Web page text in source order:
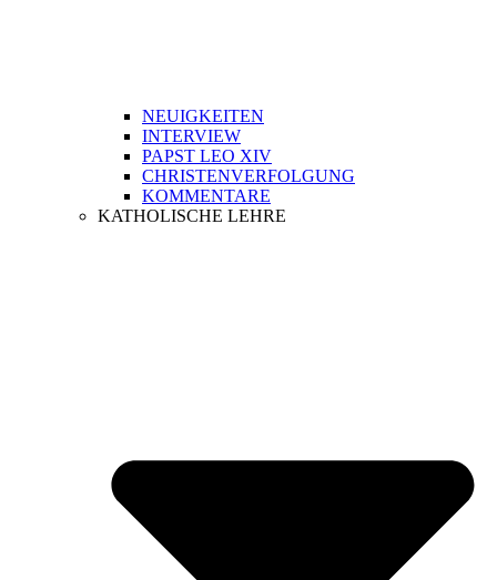
NEUIGKEITEN
INTERVIEW
PAPST LEO XIV
CHRISTENVERFOLGUNG
KOMMENTARE
KATHOLISCHE LEHRE